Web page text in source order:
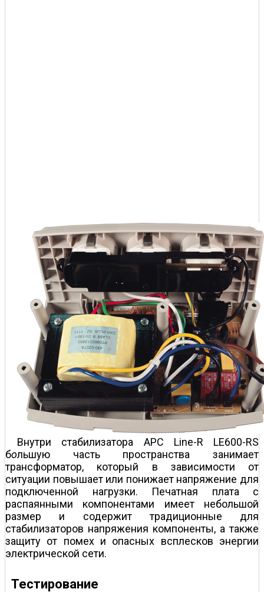
Внутри стабилизатора APC Line-R LE600-RS
большую часть пространства занимает
трансформатор, который в зависимости от
ситуации повышает или понижает напряжение для
подключенной нагрузки. Печатная плата с
распаянными компонентами имеет небольшой
размер и содержит традиционные для
стабилизаторов напряжения компоненты, а также
защиту от помех и опасных всплесков энергии
электрической сети.
Тестирование